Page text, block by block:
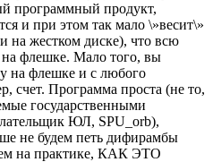
программный продукт,
и при этом так мало \»весит\»
на жестком диске), что всю
флешке. Мало того, вы
на флешке и с любого
счет. Программа проста (не то,
государственными
ЮЛ, SPU_orb),
не будем петь дифирамбы
на практике, КАК ЭТО